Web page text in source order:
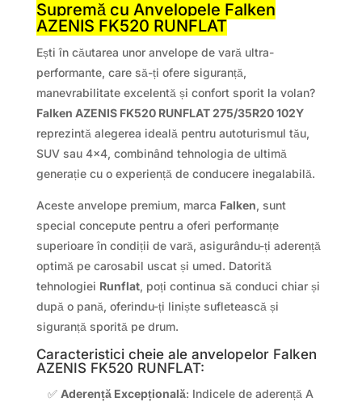
Supremă cu Anvelopele Falken
AZENIS FK520 RUNFLAT
Ești în căutarea unor anvelope de vară ultra-
performante, care să-ți ofere siguranță,
manevrabilitate excelentă și confort sporit la volan?
Falken AZENIS FK520 RUNFLAT 275/35R20 102Y
reprezintă alegerea ideală pentru autoturismul tău,
SUV sau 4×4, combinând tehnologia de ultimă
generație cu o experiență de conducere inegalabilă.
Aceste anvelope premium, marca Falken, sunt
special concepute pentru a oferi performanțe
superioare în condiții de vară, asigurându-ți aderență
optimă pe carosabil uscat și umed. Datorită
tehnologiei Runflat, poți continua să conduci chiar și
după o pană, oferindu-ți liniște sufletească și
siguranță sporită pe drum.
Caracteristici cheie ale anvelopelor Falken
AZENIS FK520 RUNFLAT:
✅ Aderență Excepțională: Indicele de aderență A